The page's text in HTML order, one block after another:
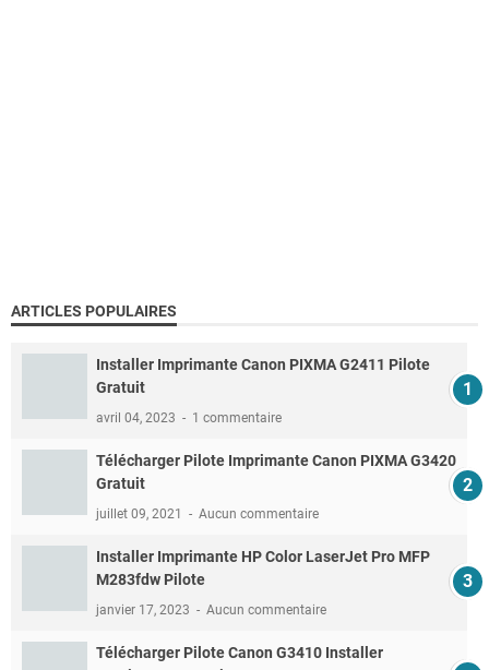
ARTICLES POPULAIRES
Installer Imprimante Canon PIXMA G2411 Pilote
Gratuit
avril 04, 2023 1 commentaire
Télécharger Pilote Imprimante Canon PIXMA G3420
Gratuit
juillet 09, 2021 Aucun commentaire
Installer Imprimante HP Color LaserJet Pro MFP
M283fdw Pilote
janvier 17, 2023 Aucun commentaire
Télécharger Pilote Canon G3410 Installer